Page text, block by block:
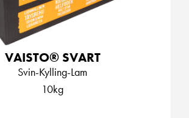
VAISTO® SVART
Svin-Kylling-Lam
10kg